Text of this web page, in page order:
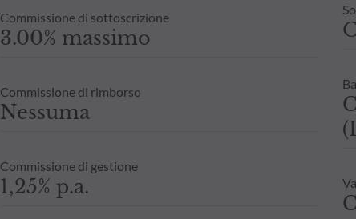
Commissione di sottoscrizione
3.00% massimo
Commissione di rimborso
Nessuma
Commissione di gestione
1,25% p.a.